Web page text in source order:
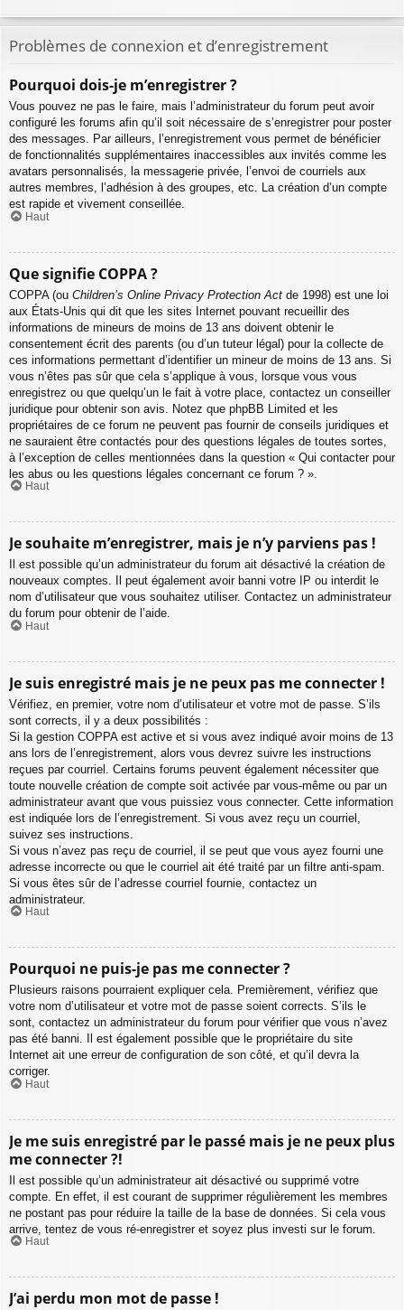
Problèmes de connexion et d’enregistrement
Pourquoi dois-je m’enregistrer ?
Vous pouvez ne pas le faire, mais l’administrateur du forum peut avoir
configuré les forums afin qu’il soit nécessaire de s’enregistrer pour poster
des messages. Par ailleurs, l’enregistrement vous permet de bénéficier
de fonctionnalités supplémentaires inaccessibles aux invités comme les
avatars personnalisés, la messagerie privée, l’envoi de courriels aux
autres membres, l’adhésion à des groupes, etc. La création d’un compte
est rapide et vivement conseillée.
Haut
Que signifie COPPA ?
COPPA (ou Children’s Online Privacy Protection Act de 1998) est une loi
aux États-Unis qui dit que les sites Internet pouvant recueillir des
informations de mineurs de moins de 13 ans doivent obtenir le
consentement écrit des parents (ou d’un tuteur légal) pour la collecte de
ces informations permettant d’identifier un mineur de moins de 13 ans. Si
vous n’êtes pas sûr que cela s’applique à vous, lorsque vous vous
enregistrez ou que quelqu’un le fait à votre place, contactez un conseiller
juridique pour obtenir son avis. Notez que phpBB Limited et les
propriétaires de ce forum ne peuvent pas fournir de conseils juridiques et
ne sauraient être contactés pour des questions légales de toutes sortes,
à l’exception de celles mentionnées dans la question « Qui contacter pour
les abus ou les questions légales concernant ce forum ? ».
Haut
Je souhaite m’enregistrer, mais je n’y parviens pas !
Il est possible qu’un administrateur du forum ait désactivé la création de
nouveaux comptes. Il peut également avoir banni votre IP ou interdit le
nom d’utilisateur que vous souhaitez utiliser. Contactez un administrateur
du forum pour obtenir de l’aide.
Haut
Je suis enregistré mais je ne peux pas me connecter !
Vérifiez, en premier, votre nom d’utilisateur et votre mot de passe. S’ils
sont corrects, il y a deux possibilités :
Si la gestion COPPA est active et si vous avez indiqué avoir moins de 13
ans lors de l’enregistrement, alors vous devrez suivre les instructions
reçues par courriel. Certains forums peuvent également nécessiter que
toute nouvelle création de compte soit activée par vous-même ou par un
administrateur avant que vous puissiez vous connecter. Cette information
est indiquée lors de l’enregistrement. Si vous avez reçu un courriel,
suivez ses instructions.
Si vous n’avez pas reçu de courriel, il se peut que vous ayez fourni une
adresse incorrecte ou que le courriel ait été traité par un filtre anti-spam.
Si vous êtes sûr de l’adresse courriel fournie, contactez un
administrateur.
Haut
Pourquoi ne puis-je pas me connecter ?
Plusieurs raisons pourraient expliquer cela. Premièrement, vérifiez que
votre nom d’utilisateur et votre mot de passe soient corrects. S’ils le
sont, contactez un administrateur du forum pour vérifier que vous n’avez
pas été banni. Il est également possible que le propriétaire du site
Internet ait une erreur de configuration de son côté, et qu’il devra la
corriger.
Haut
Je me suis enregistré par le passé mais je ne peux plus
me connecter ?!
Il est possible qu’un administrateur ait désactivé ou supprimé votre
compte. En effet, il est courant de supprimer régulièrement les membres
ne postant pas pour réduire la taille de la base de données. Si cela vous
arrive, tentez de vous ré-enregistrer et soyez plus investi sur le forum.
Haut
J’ai perdu mon mot de passe !